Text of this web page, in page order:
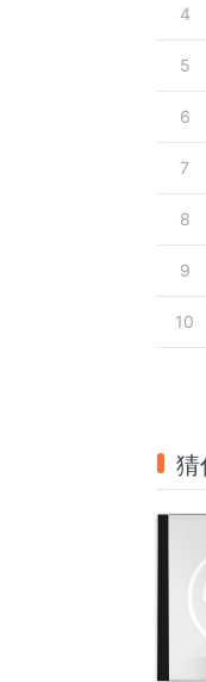
4
5
6
7
8
9
10
猜